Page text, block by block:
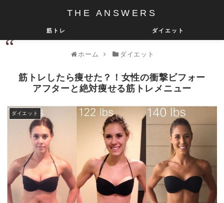
THE ANSWERS
筋トレ ダイエット
ホーム ダイエット
筋トレしたら痩せた？！女性の衝撃ビフォー
アフターと絶対痩せる筋トレメニュー
ダイエット